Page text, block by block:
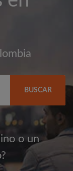
BUSCAR
o un